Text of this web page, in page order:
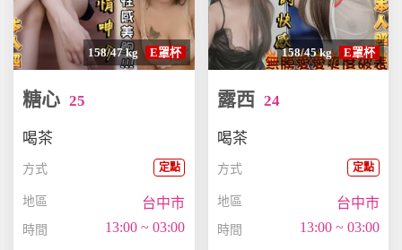
158/47 kg E罩杯
糖心25
喝茶
方式 定點
地區 台中市
時間 13:00 ~ 03:00
158/45 kg E罩杯
露西 24
喝茶
方式 定點
地區 台中市
時間 13:00 ~ 03:00